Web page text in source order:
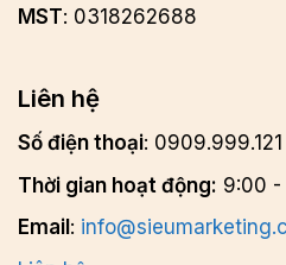
MST: 0318262688
Liên hệ
Số điện thoại: 0909.999.121
Thời gian hoạt động: 9:00 -
Email :